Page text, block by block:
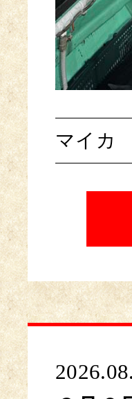
マイカ